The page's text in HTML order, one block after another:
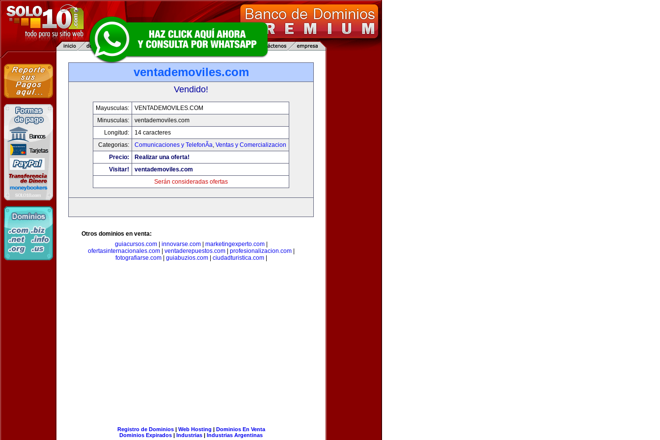
ventademoviles.com
Vendido!
Mayusculas:
VENTADEMOVILES.COM
Minusculas:
ventademoviles.com
Longitud:
14 caracteres
Categorias:
Comunicaciones y TelefonÃ­a, Ventas y Comercializacion
Precio:
Realizar una oferta!
Visitar!
ventademoviles.com
Serán consideradas ofertas
Otros dominios en venta:
guiacursos.com| innovarse.com| marketingexperto.com|
ofertasinternacionales.com| ventaderepuestos.com| profesionalizacion.com|
fotografiarse.com| guiabuzios.com| ciudadturistica.com|
Registro de Dominios| Web Hosting | Dominios En Venta
Dominios Expirados | Industrias | Industrias Argentinas